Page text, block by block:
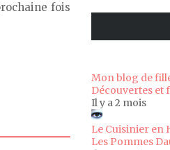
fois
Mon blog de
Découvertes et
Il y a 2 mois
Le Cuisinier en
Les Pommes